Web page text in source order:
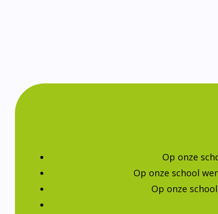
Op onze
Op onze school
Op onze